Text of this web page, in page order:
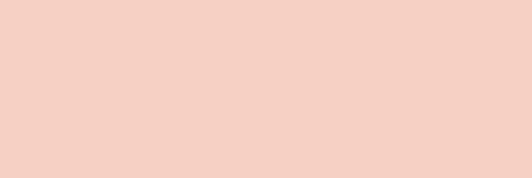
00:01:50: Aber der war in
00:01:54: Also
00:02:01: Der